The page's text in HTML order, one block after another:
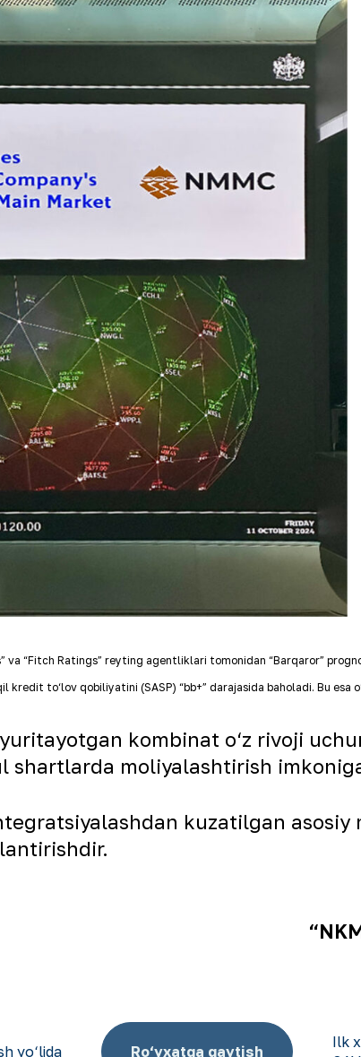
” va “Fitch Ratings” reyting agentliklari tomonidan “Barqaror”
to‘lov qobiliyatini (SASP) “bb+” darajasida baholadi. Bu
kombinat o‘z rivoji
moliyalashtirish
kuzatilgan asosiy
yo‘lida Ro‘yxatga qaytish
Ilk